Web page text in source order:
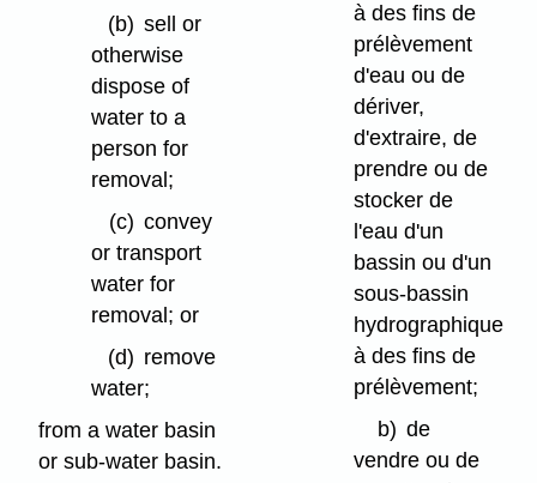
(b) sell or
otherwise
dispose of
water to a
person for
removal;
(c) convey
or transport
water for
removal; or
(d) remove
water;
from a water basin
or sub-water basin.
à des fins de
prélèvement
d'eau ou de
dériver,
d'extraire, de
prendre ou de
stocker de
l'eau d'un
bassin ou d'un
sous-bassin
hydrographique
à des fins de
prélèvement;
b) de
vendre ou de